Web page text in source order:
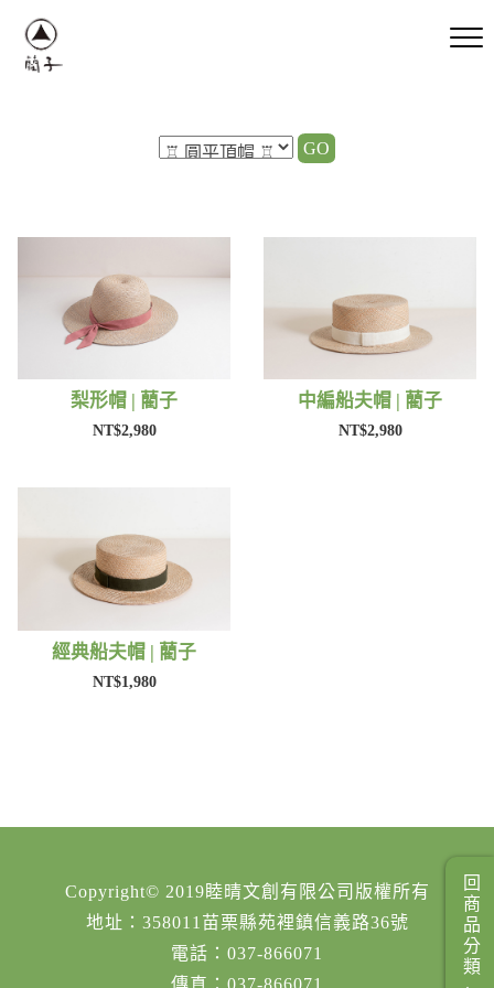
GO
梨形帽 | 藺子
NT$2,980
中編船夫帽 | 藺子
NT$2,980
經典船夫帽 | 藺子
NT$1,980
Copyright© 2019睦晴文創有限公司版權所有
地址：358011苗栗縣苑裡鎮信義路36號
電話：037-866071
傳真：037-866071
回商品分類